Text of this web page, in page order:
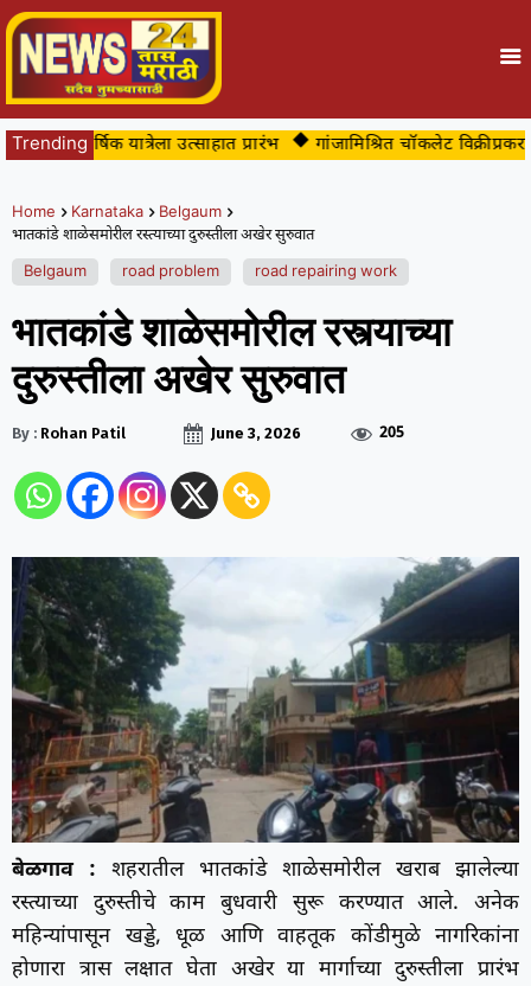
Trending
वार्षिक यात्रेला उत्साहात प्रारंभ गांजामिश्रित चॉकलेट विक्रीप्रकरणी
Home Karnataka
Belgaum
भातकांडे शाळेसमोरील रस्त्याच्या दुरुस्तीला अखेर सुरुवात
Belgaum
road problem road repairing work
भातकांडे शाळेसमोरील रस्त्याच्या
दुरुस्तीला अखेर सुरुवात
By : Rohan Patil June 3, 2026 205
बेळगाव : शहरातील भातकांडे शाळेसमोरील खराब झालेल्या
रस्त्याच्या दुरुस्तीचे काम बुधवारी सुरू करण्यात आले. अनेक
महिन्यांपासून खड्डे, धूळ आणि वाहतूक कोंडीमुळे नागरिकांना
होणारा त्रास लक्षात घेता अखेर या मार्गाच्या दुरुस्तीला प्रारंभ